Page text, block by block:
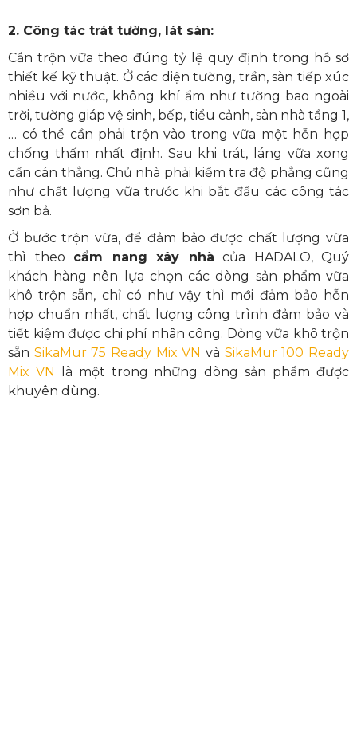
2. Công tác trát tường, lát sàn:
Cần trộn vữa theo đúng tỷ lệ quy định trong hồ sơ
thiết kế kỹ thuật. Ở các diện tường, trần, sàn tiếp xúc
nhiều với nước, không khí ẩm như tường bao ngoài
trời, tường giáp vệ sinh, bếp, tiểu cảnh, sàn nhà tầng 1,
… có thể cần phải trộn vào trong vữa một hỗn hợp
chống thấm nhất định. Sau khi trát, láng vữa xong
cần cán thẳng. Chủ nhà phải kiểm tra độ phẳng cũng
như chất lượng vữa trước khi bắt đầu các công tác
sơn bả.
Ở bước trộn vữa, để đảm bảo được chất lượng vữa
thì theo cẩm nang xây nhà của HADALO, Quý
khách hàng nên lựa chọn các dòng sản phẩm vữa
khô trộn sẵn, chỉ có như vậy thì mới đảm bảo hỗn
hợp chuẩn nhất, chất lượng công trình đảm bảo và
tiết kiệm được chi phí nhân công. Dòng vữa khô trộn
sẵn SikaMur 75 Ready Mix VN và SikaMur 100 Ready
Mix VN là một trong những dòng sản phẩm được
khuyên dùng.